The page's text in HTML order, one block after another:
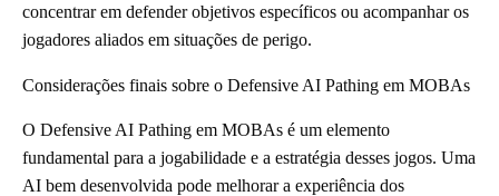
concentrar em defender objetivos específicos ou acompanhar os
jogadores aliados em situações de perigo.
Considerações finais sobre o Defensive AI Pathing em MOBAs
O Defensive AI Pathing em MOBAs é um elemento
fundamental para a jogabilidade e a estratégia desses jogos. Uma
AI bem desenvolvida pode melhorar a experiência dos